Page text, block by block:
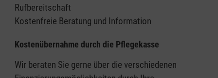
Rufbereitschaft
Kostenfreie Beratung und Information
Kostenübernahme durch die Pflegekasse
Wir beraten Sie gerne über die verschiedenen